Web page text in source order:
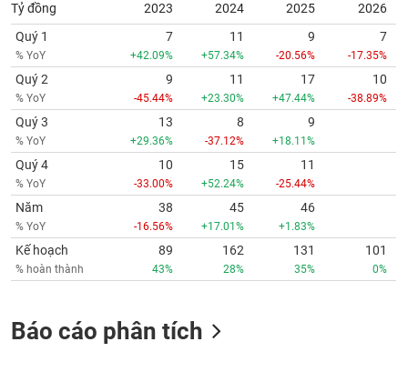
Tỷ đồng 2023 2024 2025
2026
Quý 1
% YoY
7
+42.09%
11
+57.34%
9
-20.56%
7
-17.35%
Quý 2
% YoY
9
-45.44%
11
+23.30%
17
+47.44%
10
-38.89%
Quý 3
% YoY
13
+29.36%
8
-37.12%
9
+18.11%
Quý 4
% YoY
10
-33.00%
15
+52.24%
11
-25.44%
Năm
% YoY
38
-16.56%
45
+17.01%
46
+1.83%
Kế hoạch
% hoàn thành
89
43%
162
28%
131
35%
101
0%
Báo cáo phân tích